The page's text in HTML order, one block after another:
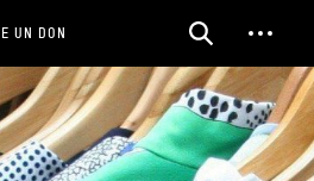
UN DON